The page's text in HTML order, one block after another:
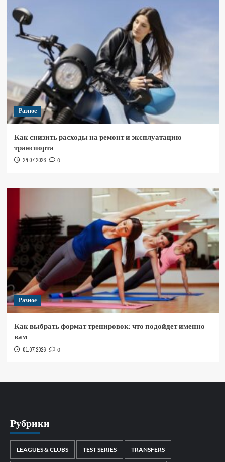
Разное
Как снизить расходы на ремонт и эксплуатацию
транспорта
24.07.2026 0
Разное
Как выбрать формат тренировок: что подойдет именно
вам
01.07.2026 0
Рубрики
LEAGUES & CLUBS TEST SERIES TRANSFERS